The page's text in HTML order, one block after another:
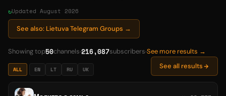
Updated August 2026
See also: Lietuva Telegram Groups →
Showing top50channels 216,087subscribers See more results →
ALL EN LT RU UK See all results